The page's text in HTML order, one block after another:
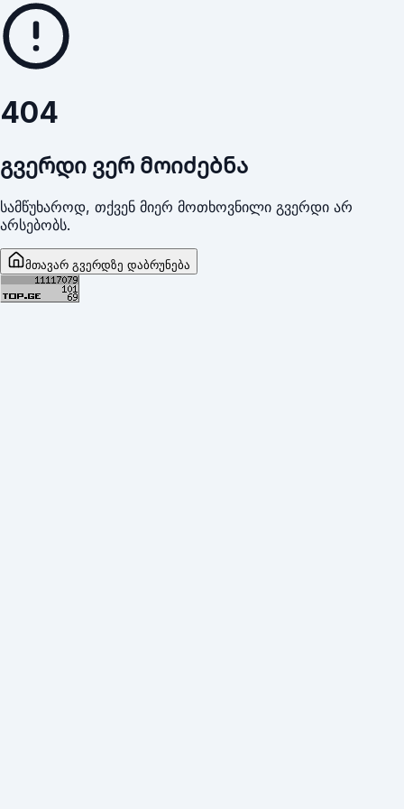
404
გვერდი ვერ მოიძებნა
სამწუხაროდ, თქვენ მიერ მოთხოვნილი გვერდი არ
არსებობს.
მთავარ გვერდზე დაბრუნება